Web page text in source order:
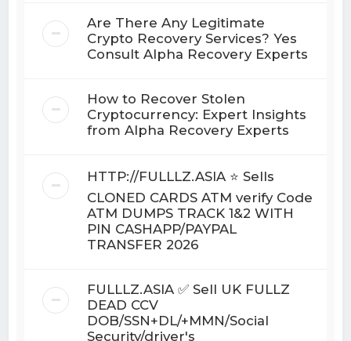
Are There Any Legitimate
Crypto Recovery Services? Yes
Consult Alpha Recovery Experts
How to Recover Stolen
Cryptocurrency: Expert Insights
from Alpha Recovery Experts
HTTP://FULLLZ.ASIA ⭐️ Sells
CLONED CARDS ATM verify Code
ATM DUMPS TRACK 1&2 WITH
PIN CASHAPP/PAYPAL
TRANSFER 2026
FULLLZ.ASIA ✅ Sell UK FULLZ
DEAD CCV
DOB/SSN+DL/+MMN/Social
Security/driver's